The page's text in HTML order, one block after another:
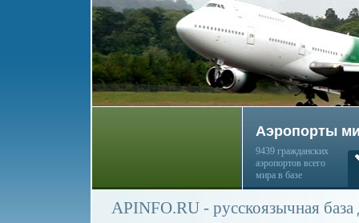
Аэропорты
9439 гражданских
аэропортов всего
мира в базе
APINFO.RU - русскоязычная